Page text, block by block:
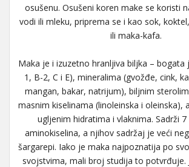
osušenu. Osušeni koren make se koristi
vodi ili mleku, priprema se i kao sok,
ili maka-kafa.
Maka je i izuzetno hranljiva biljka – bogata
1, B-2, C i E), mineralima (gvožđe, cink,
mangan, bakar, natrijum), biljnim
masnim kiselinama (linoleinska i oleinska),
ugljenim hidratima i vlaknima. Sadrži 7
aminokiselina, a njihov sadržaj je veći
šargarepi. Iako je maka najpoznatija po
svojstvima, mali broj studija to potvrđuje.